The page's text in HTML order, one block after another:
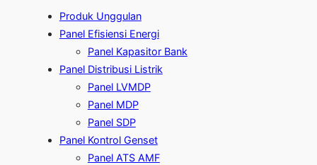
Produk Unggulan
Panel Efisiensi Energi
Panel Kapasitor Bank
Panel Distribusi Listrik
Panel LVMDP
Panel MDP
Panel SDP
Panel Kontrol Genset
Panel ATS AMF